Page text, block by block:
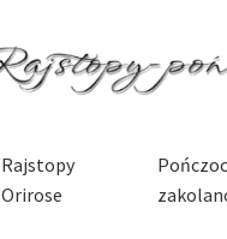
Rajstopy
Orirose